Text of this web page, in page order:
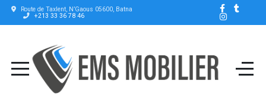
Route de Taxlent, N’Gaous 05600, Batna
+213 33 36 78 46